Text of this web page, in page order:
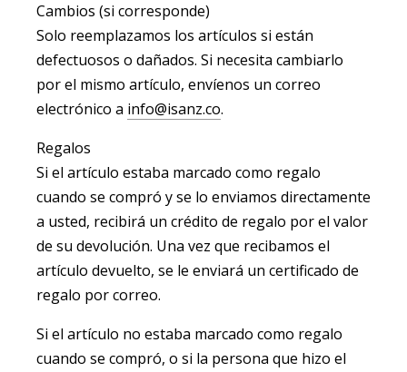
Cambios (si corresponde)
Solo reemplazamos los artículos si están
defectuosos o dañados. Si necesita cambiarlo
por el mismo artículo, envíenos un correo
electrónico a info@isanz.co.
Regalos
Si el artículo estaba marcado como regalo
cuando se compró y se lo enviamos directamente
a usted, recibirá un crédito de regalo por el valor
de su devolución. Una vez que recibamos el
artículo devuelto, se le enviará un certificado de
regalo por correo.
Si el artículo no estaba marcado como regalo
cuando se compró, o si la persona que hizo el